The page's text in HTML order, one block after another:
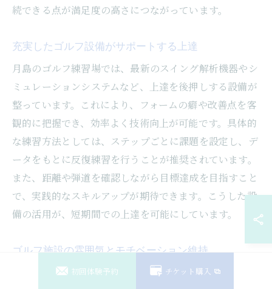
続できる点が満足度の高さにつながっています。
充実したゴルフ設備がサポートする上達
月島のゴルフ練習場では、最新のスイング解析機器やシ
ミュレーションシステムなど、上達を後押しする設備が
整っています。これにより、フォームの癖や改善点を客
観的に把握でき、効率よく技術向上が可能です。具体的
な練習方法としては、ステップごとに課題を設定し、デ
ータをもとに反復練習を行うことが推奨されています。
また、距離や弾道を確認しながら目標達成を目指すこと
で、実践的なスキルアップが期待できます。こうした設
備の活用が、短期間での上達を可能にしています。
ゴルフ施設の雰囲気とモチベーション維持
月島エリアのゴルフ施設は、アットホームで落ち着いた
初回体験予約 チケット購入